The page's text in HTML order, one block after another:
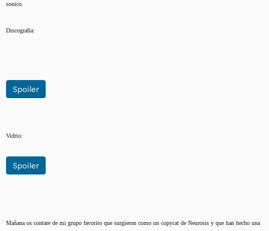
sonico.
Discografia:
Spoiler
Vidrio:
Spoiler
Mañana os contare de mi grupo favorito que surgieron como un copycat de Neurosis y que han hecho una